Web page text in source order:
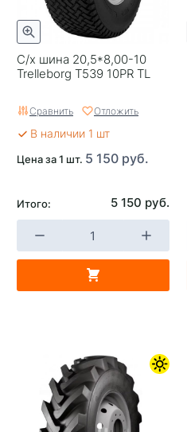
С/х шина 20,5*8,00-10
Trelleborg T539 10PR TL
Сравнить Отложить
В наличии 1 шт
Цена за 1 шт. 5 150 руб.
Итого: 5 150 руб.